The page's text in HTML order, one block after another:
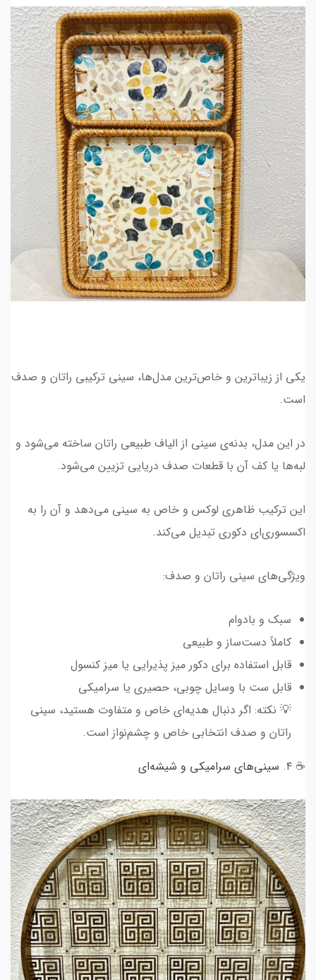
یکی از زیباترین و خاص‌ترین مدل‌ها، سینی ترکیبی راتان و صدف
است.
در این مدل، بدنه‌ی سینی از الیاف طبیعی راتان ساخته می‌شود و
لبه‌ها یا کف آن با قطعات صدف دریایی تزیین می‌شود.
این ترکیب ظاهری لوکس و خاص به سینی می‌دهد و آن را به
اکسسوری‌ای دکوری تبدیل می‌کند.
ویژگی‌های سینی راتان و صدف:
سبک و بادوام
کاملاً دست‌ساز و طبیعی
قابل استفاده برای دکور میز پذیرایی یا میز کنسول
قابل ست با وسایل چوبی، حصیری یا سرامیکی
💡 نکته: اگر دنبال هدیه‌ای خاص و متفاوت هستید، سینی
راتان و صدف انتخابی خاص و چشم‌نواز است.
☕ ۴.
سینی‌های سرامیکی و شیشه‌ای